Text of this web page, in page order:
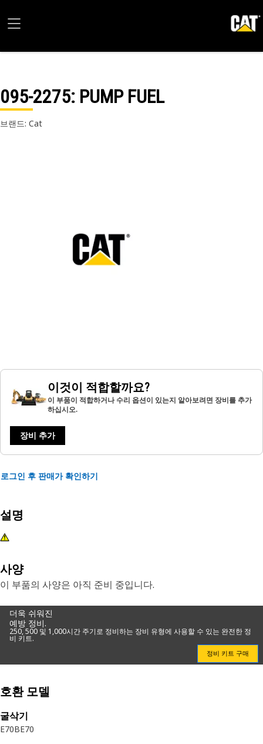
095-2275: PUMP FUEL
브랜드: Cat
이것이 적합할까요?
이 부품이 적합하거나 수리 옵션이 있는지 알아보려면 장비를 추가
하십시오.
장비 추가
로그인 후 판매가 확인하기
설명
사양
이 부품의 사양은 아직 준비 중입니다.
더욱 쉬워진
예방 정비.
250, 500 및 1,000시간 주기로 정비하는 장비 유형에 사용할 수 있는 완전한 정
비 키트.
정비 키트 구매
호환 모델
굴삭기
E70BE70